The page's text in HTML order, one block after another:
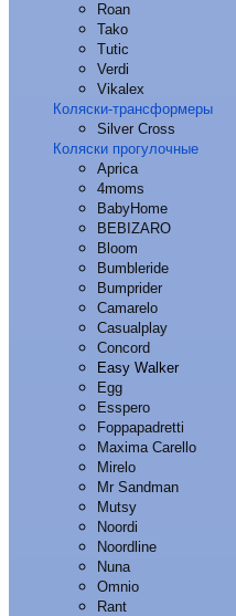
Roan
Tako
Tutic
Verdi
Vikalex
Коляски-трансформеры
Silver Cross
Коляски прогулочные
Aprica
4moms
BabyHome
BEBIZARO
Bloom
Bumbleride
Bumprider
Camarelo
Casualplay
Concord
Easy Walker
Egg
Esspero
Foppapadretti
Maxima Carello
Mirelo
Mr Sandman
Mutsy
Noordi
Noordline
Nuna
Omnio
Rant